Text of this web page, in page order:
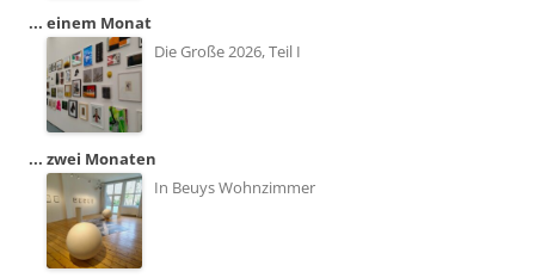
... einem Monat
Die Große 2026, Teil I
... zwei Monaten
In Beuys Wohnzimmer